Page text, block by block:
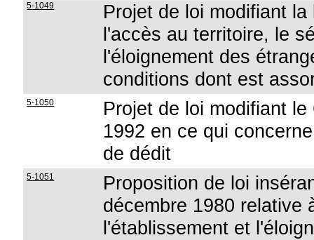
5-1049
Projet de loi modifiant
l'accès au territoire, le
l'éloignement des
conditions dont est
5-1050
Projet de loi modifiant
1992 en ce qui
de dédit
5-1051
Proposition de loi
décembre 1980 relative
l'établissement et